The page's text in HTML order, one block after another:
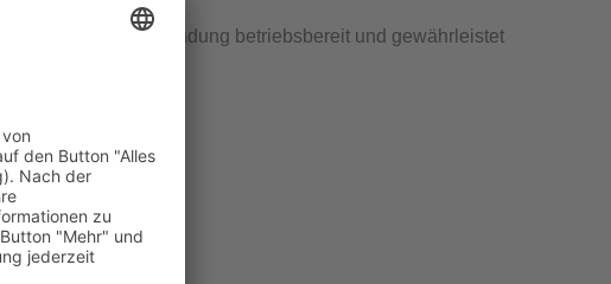
einer Schraubverbindung betriebsbereit und gewährleistet